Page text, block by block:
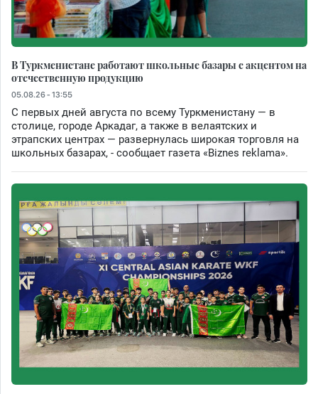
В Туркменистане работают школьные базары с акцентом на
отечественную продукцию
05.08.26 - 13:55
С первых дней августа по всему Туркменистану — в
столице, городе Аркадаг, а также в велаятских и
этрапских центрах — развернулась широкая торговля на
школьных базарах, - сообщает газета «Biznes reklama».